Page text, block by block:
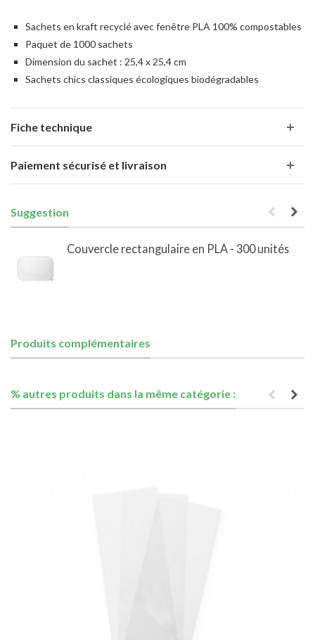
Sachets en kraft recyclé avec fenêtre PLA 100% compostables
Paquet de 1000 sachets
Dimension du sachet : 25,4 x 25,4 cm
Sachets chics classiques écologiques biodégradables
Fiche technique
Paiement sécurisé et livraison
Suggestion
Couvercle rectangulaire en PLA - 300 unités
Produits complémentaires
% autres produits dans la même catégorie :